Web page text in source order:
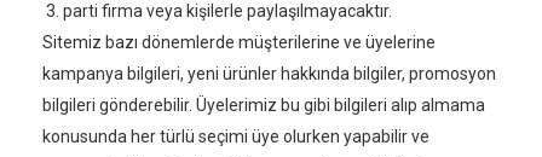
3. parti firma veya kişilerle paylaşılmayacaktır.
Sitemiz bazı dönemlerde müşterilerine ve üyelerine
kampanya bilgileri, yeni ürünler hakkında bilgiler, promosyon
bilgileri gönderebilir. Üyelerimiz bu gibi bilgileri alıp almama
konusunda her türlü seçimi üye olurken yapabilir ve